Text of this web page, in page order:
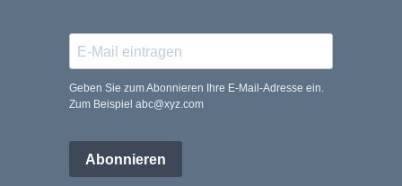
Geben Sie zum Abonnieren Ihre E-Mail-Adresse ein.
Zum Beispiel abc@xyz.com
Abonnieren